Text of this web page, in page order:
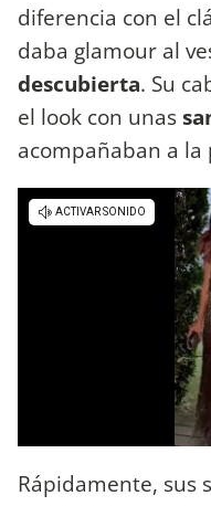
diferencia con el
daba glamour al
descubierta. Su
el look con unas
acompañaban a la
Rápidamente, sus